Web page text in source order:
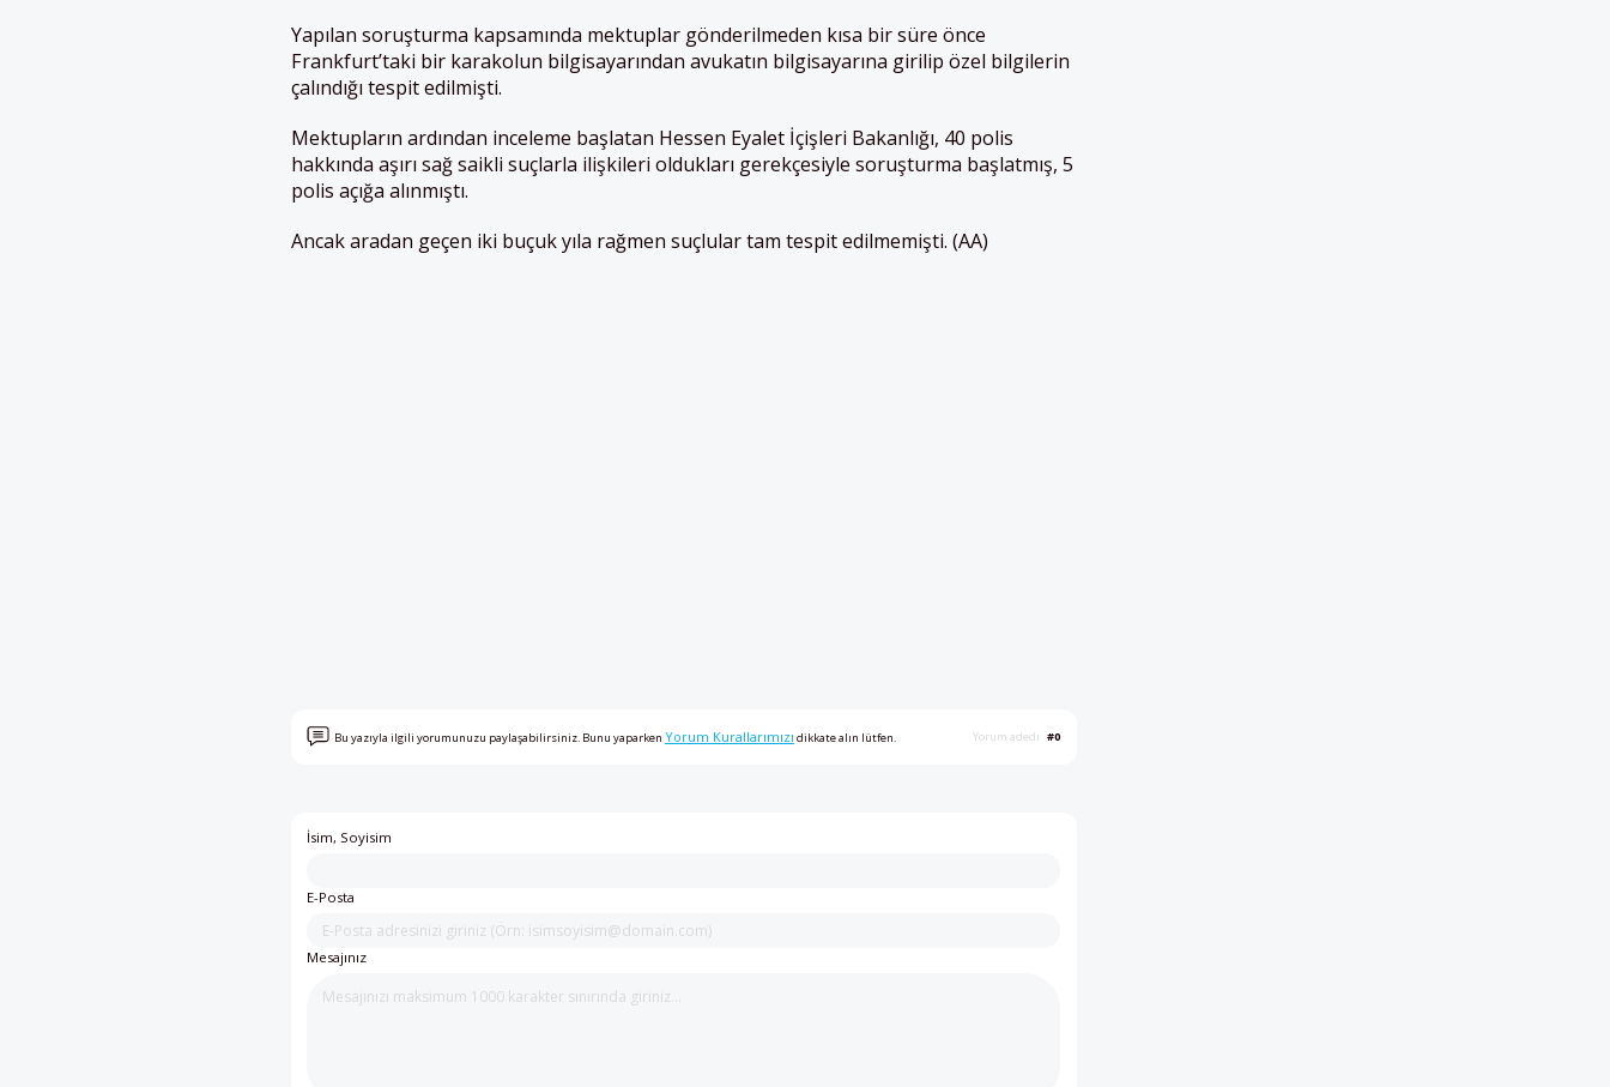
Yapılan soruşturma kapsamında mektuplar gönderilmeden kısa bir süre önce
Frankfurt’taki bir karakolun bilgisayarından avukatın bilgisayarına girilip özel bilgilerin
çalındığı tespit edilmişti.
Mektupların ardından inceleme başlatan Hessen Eyalet İçişleri Bakanlığı, 40 polis
hakkında aşırı sağ saikli suçlarla ilişkileri oldukları gerekçesiyle soruşturma başlatmış, 5
polis açığa alınmıştı.
Ancak aradan geçen iki buçuk yıla rağmen suçlular tam tespit edilmemişti. (AA)
Bu yazıyla ilgili yorumunuzu paylaşabilirsiniz. Bunu yaparkenYorum Kurallarımızı dikkate alın lütfen. Yorum adedi #0
İsim, Soyisim
E-Posta
Mesajınız